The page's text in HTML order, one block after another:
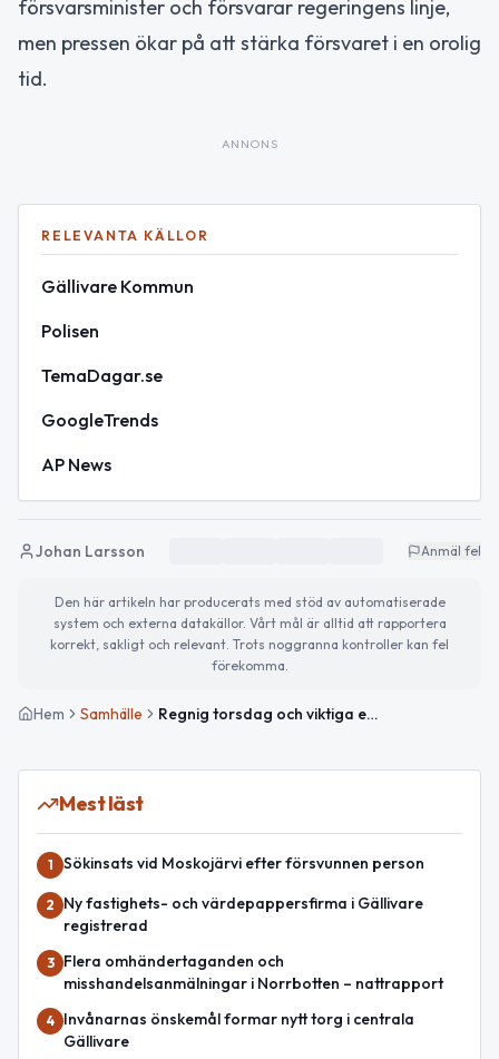
försvarsminister och försvarar regeringens linje,
men pressen ökar på att stärka försvaret i en orolig
tid.
ANNONS
RELEVANTA KÄLLOR
Gällivare Kommun
Polisen
TemaDagar.se
GoogleTrends
AP News
Johan Larsson Anmäl fel
Den här artikeln har producerats med stöd av automatiserade
system och externa datakällor. Vårt mål är alltid att rapportera
korrekt, sakligt och relevant. Trots noggranna kontroller kan fel
förekomma.
Hem Samhälle Regnig torsdag och viktiga evenemang på gång
Mest läst
1 Sökinsats vid Moskojärvi efter försvunnen person
2
Ny fastighets- och värdepappersfirma i Gällivare
registrerad
3
Flera omhändertaganden och
misshandelsanmälningar i Norrbotten – nattrapport
4
Invånarnas önskemål formar nytt torg i centrala
Gällivare